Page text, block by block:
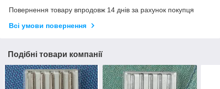
Повернення товару впродовж 14 днів за рахунок покупця
Всі умови повернення
Подібні товари компанії